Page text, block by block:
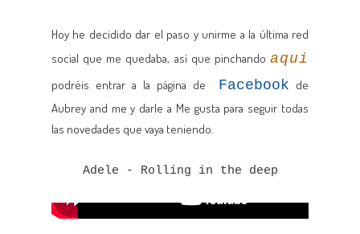
Hoy he decidido dar el paso y unirme a la última red
social que me quedaba, así que pinchando aqui
podréis entrar a la página de Facebook de
Aubrey and me y darle a Me gusta para seguir todas
las novedades que vaya teniendo.
Adele - Rolling in the deep